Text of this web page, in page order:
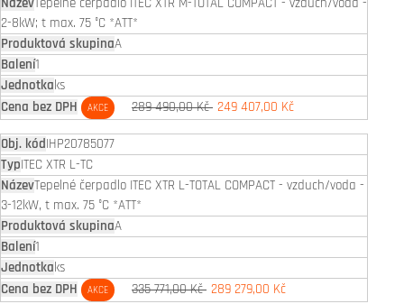
Tepelné čerpadlo ITEC XTR M-TOTAL COMPACT - vzduch/voda -
2-8kW; t max. 75 °C *ATT*
A
1
ks
AKCE 289 490,00 Kč 249 407,00 Kč
IHP20785077
ITEC XTR L-TC
Tepelné čerpadlo ITEC XTR L-TOTAL COMPACT - vzduch/voda -
3-12kW, t max. 75 °C *ATT*
A
1
ks
AKCE 335 771,00 Kč 289 279,00 Kč